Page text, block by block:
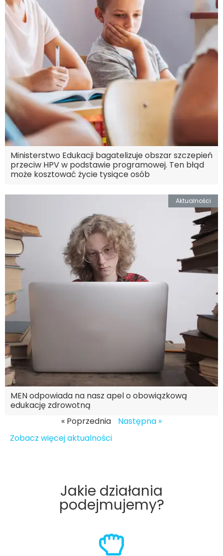
Ministerstwo Edukacji bagatelizuje obszar szczepień
przeciw HPV w podstawie programowej. Ten błąd
może kosztować życie tysiące osób
Aktualności
MEN odpowiada na nasz apel o obowiązkową
edukację zdrowotną
« Poprzednia
Następna »
Zobacz więcej aktualności
Jakie działania
podejmujemy?